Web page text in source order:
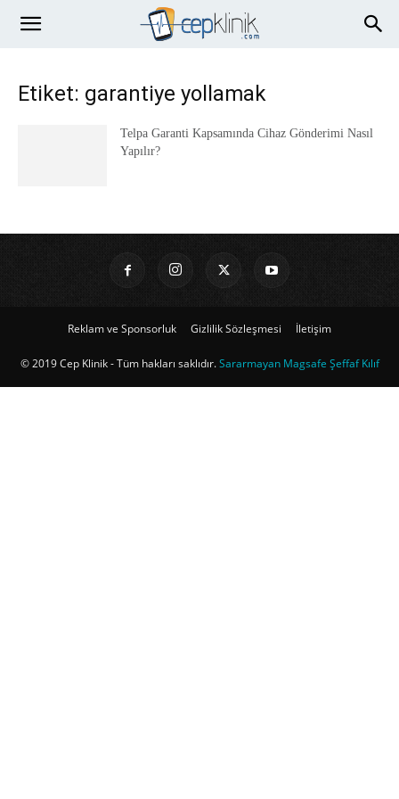
Etiket: garantiye yollamak
Telpa Garanti Kapsamında Cihaz Gönderimi Nasıl
Yapılır?
Reklam ve Sponsorluk Gizlilik Sözleşmesi İletişim
© 2019 Cep Klinik - Tüm hakları saklıdır.Sararmayan Magsafe Şeffaf Kılıf